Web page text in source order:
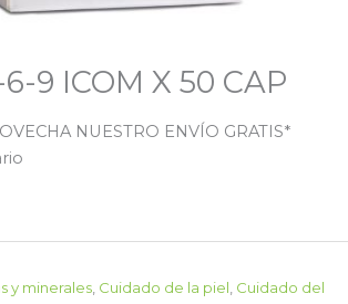
9 ICOM X 50 CAP
NUESTRO ENVÍO GRATIS*
y minerales Cuidado de la piel Cuidado del